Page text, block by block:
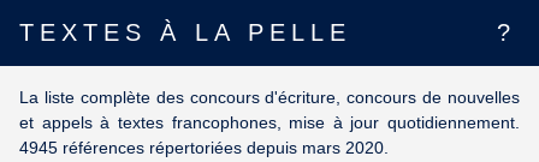
TEXTES À LA PELLE ?
La liste complète des concours d'écriture, concours de nouvelles
et appels à textes francophones, mise à jour quotidiennement.
4945 références répertoriées depuis mars 2020.